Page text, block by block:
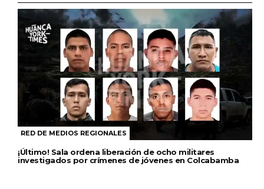
RED DE MEDIOS REGIONALES
¡Último! Sala ordena liberación de ocho militares
investigados por crímenes de jóvenes en Colcabamba